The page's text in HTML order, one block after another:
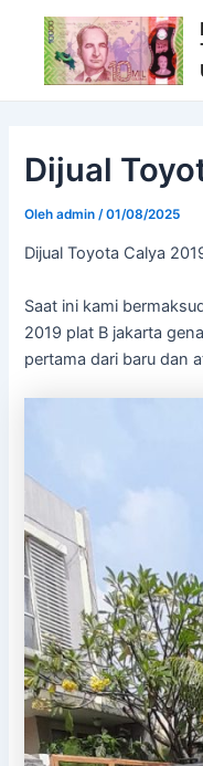
Lewati
konten
Dijual
Olehadmin /01/08/2025
Dijual Toyota Calya
Saat ini kami
2019 plat B jakarta
pertama dari baru dan